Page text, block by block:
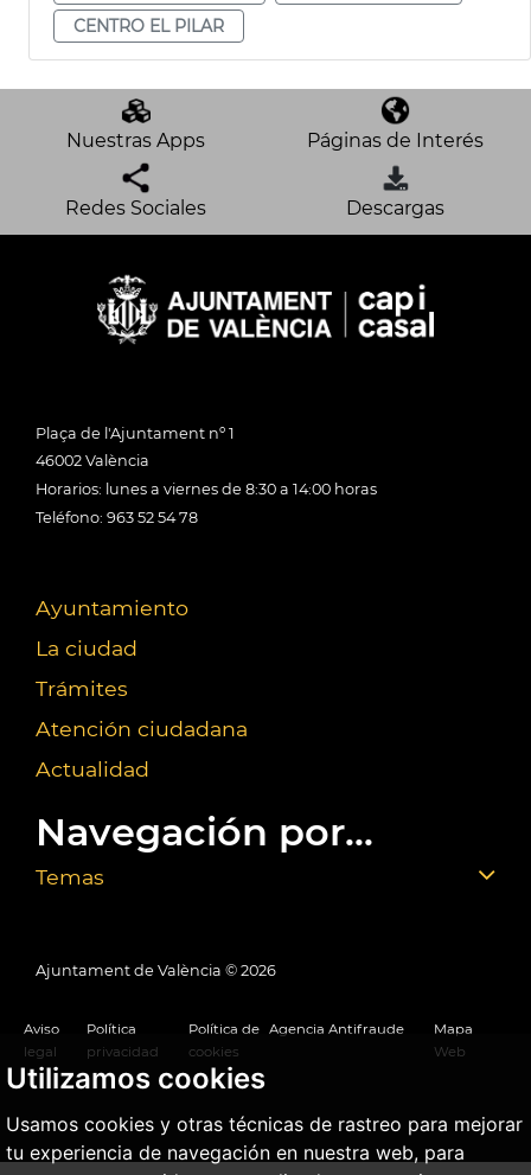
Utilizamos cookies
Usamos cookies y otras técnicas de rastreo para mejorar
tu experiencia de navegación en nuestra web, para
CENTRO EL PILAR
Nuestras Apps Páginas de Interés
Redes Sociales Descargas
Plaça de l'Ajuntament nº 1
46002 València
Horarios: lunes a viernes de 8:30 a 14:00 horas
Teléfono: 963 52 54 78
Ayuntamiento
La ciudad
Trámites
Atención ciudadana
Actualidad
Navegación por...
Temas
Ajuntament de València © 2026
Aviso
legal
Política
privacidad
Política de
cookies
Agencia Antifraude
Mapa
Web